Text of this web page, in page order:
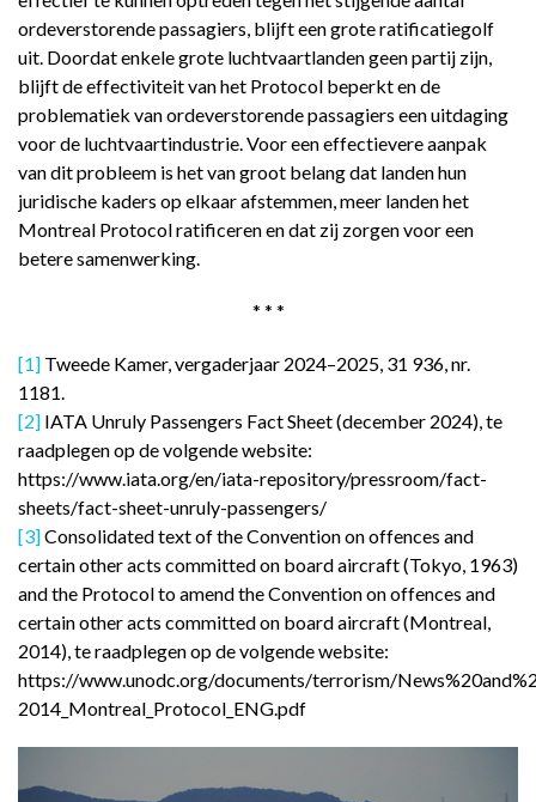
ordeverstorende passagiers, blijft een grote ratificatiegolf
uit. Doordat enkele grote luchtvaartlanden geen partij zijn,
blijft de effectiviteit van het Protocol beperkt en de
problematiek van ordeverstorende passagiers een uitdaging
voor de luchtvaartindustrie. Voor een effectievere aanpak
van dit probleem is het van groot belang dat landen hun
juridische kaders op elkaar afstemmen, meer landen het
Montreal Protocol ratificeren en dat zij zorgen voor een
betere samenwerking.
* * *
[1] Tweede Kamer, vergaderjaar 2024–2025, 31 936, nr.
1181.
[2] IATA Unruly Passengers Fact Sheet (december 2024), te
raadplegen op de volgende website:
https://www.iata.org/en/iata-repository/pressroom/fact-
sheets/fact-sheet-unruly-passengers/
[3]Consolidated text of the Convention on offences and
certain other acts committed on board aircraft (Tokyo, 1963)
and the Protocol to amend the Convention on offences and
certain other acts committed on board aircraft (Montreal,
2014), te raadplegen op de volgende website:
https://www.unodc.org/documents/terrorism/
2014_Montreal_Protocol_ENG.pdf